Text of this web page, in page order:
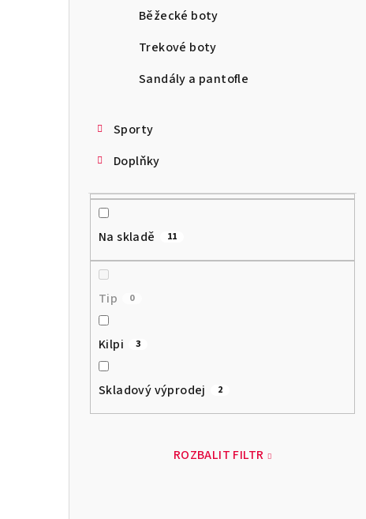
Běžecké boty
Trekové boty
Sandály a pantofle
Sporty
Doplňky
Na skladě 11
Tip 0
Kilpi 3
Skladový výprodej 2
ROZBALIT FILTR